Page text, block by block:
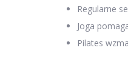
Regularne
Joga
Pilates